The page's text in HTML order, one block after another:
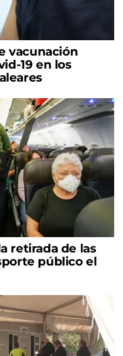
vacunación
19 en los
retirada de las
público el